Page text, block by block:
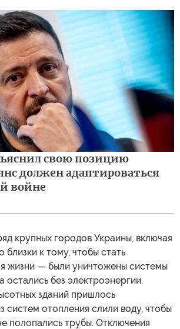
свою позицию
должен адаптироваться
войне
крупных городов Украины, включая
близки к тому, чтобы стать
жизни — были уничтожены системы
остались без электроэнергии.
зданий пришлось
систем отопления слили воду, чтобы
полопались трубы. Отключения